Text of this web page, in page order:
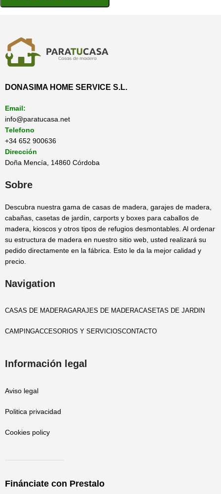
DONASIMA HOME SERVICE S.L.
Email:
info@paratucasa.net
Telefono
+34 652 900636
Dirección
Doña Mencía, 14860 Córdoba
Sobre
Descubra nuestra gama de casas de madera, garajes de madera,
cabañas, casetas de jardín, carports y boxes para caballos de
madera, kioscos y otros tipos de refugios desmontables. Al ordenar
su estructura de madera en nuestro sitio web, usted realizará su
pedido directamente en la fábrica. Esto le da la mejor calidad y
precio.
Navigation
CASAS DE MADERAGARAJES DE MADERACASETAS DE JARDIN
CAMPINGACCESORIOS Y SERVICIOSCONTACTO
Información legal
Aviso legal
Politica privacidad
Cookies policy
Finánciate con Prestalo